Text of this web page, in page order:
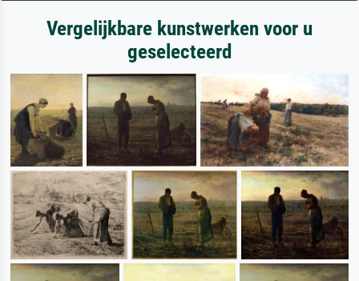
Vergelijkbare kunstwerken voor u
geselecteerd